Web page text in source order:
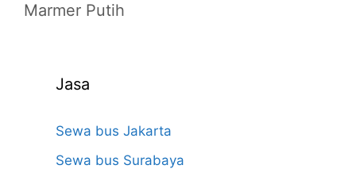
Marmer Putih
Jasa
Sewa bus Jakarta
Sewa bus Surabaya